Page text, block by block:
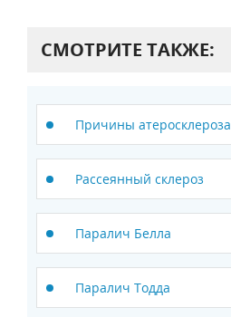
СМОТРИТЕ ТАКЖЕ:
Причины атеросклероза
Рассеянный склероз
Паралич Белла
Паралич Тодда